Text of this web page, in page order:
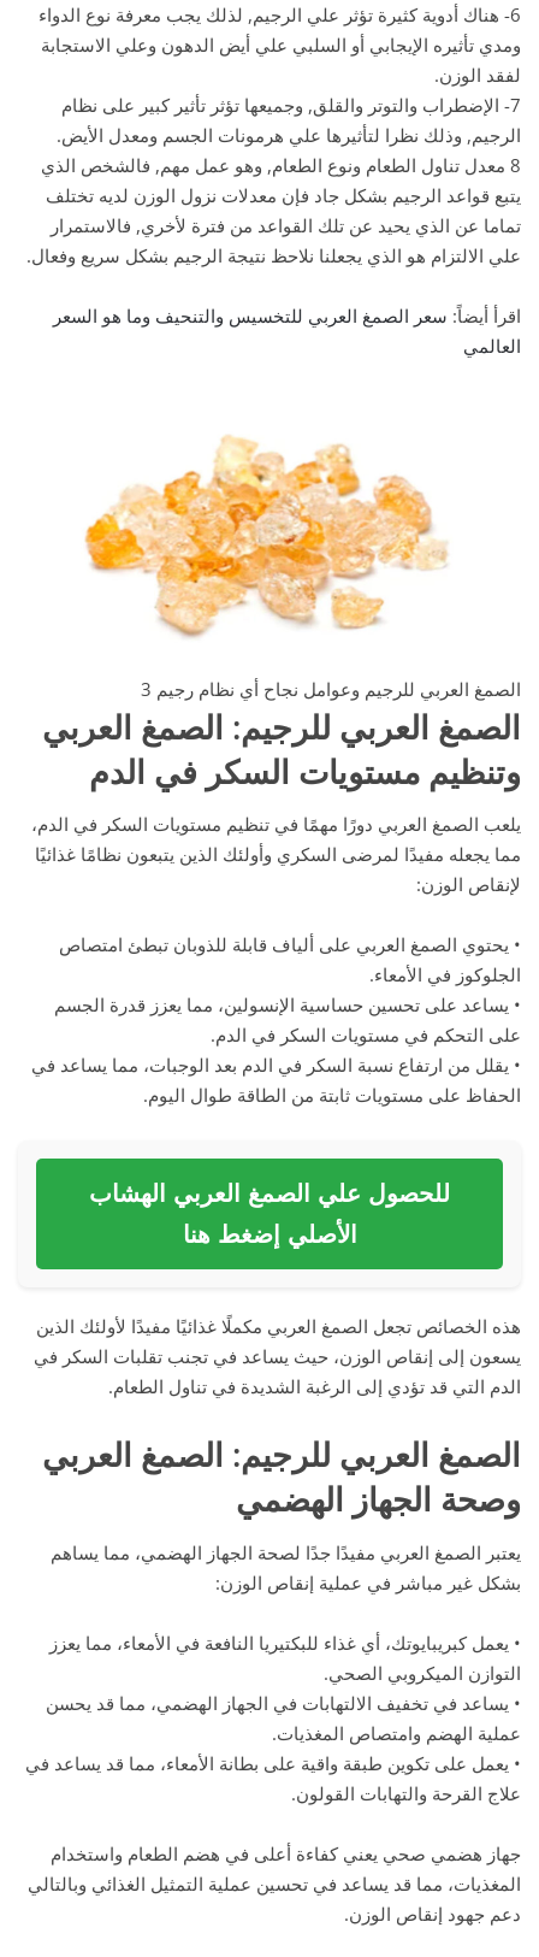
6- هناك أدوية كثيرة تؤثر علي الرجيم, لذلك يجب معرفة نوع الدواء
ومدي تأثيره الإيجابي أو السلبي علي أيض الدهون وعلي الاستجابة
لفقد الوزن.
7- الإضطراب والتوتر والقلق, وجميعها تؤثر تأثير كبير على نظام
الرجيم, وذلك نظرا لتأثيرها علي هرمونات الجسم ومعدل الأيض.
8 معدل تناول الطعام ونوع الطعام, وهو عمل مهم, فالشخص الذي
يتبع قواعد الرجيم بشكل جاد فإن معدلات نزول الوزن لديه تختلف
تماما عن الذي يحيد عن تلك القواعد من فترة لأخري, فالاستمرار
علي الالتزام هو الذي يجعلنا نلاحظ نتيجة الرجيم بشكل سريع وفعال.
اقرأ أيضاً: سعر الصمغ العربي للتخسيس والتنحيف وما هو السعر
العالمي
الصمغ العربي للرجيم وعوامل نجاح أي نظام رجيم 3
الصمغ العربي للرجيم: الصمغ العربي
وتنظيم مستويات السكر في الدم
يلعب الصمغ العربي دورًا مهمًا في تنظيم مستويات السكر في الدم،
مما يجعله مفيدًا لمرضى السكري وأولئك الذين يتبعون نظامًا غذائيًا
لإنقاص الوزن:
• يحتوي الصمغ العربي على ألياف قابلة للذوبان تبطئ امتصاص
الجلوكوز في الأمعاء.
• يساعد على تحسين حساسية الإنسولين، مما يعزز قدرة الجسم
على التحكم في مستويات السكر في الدم.
• يقلل من ارتفاع نسبة السكر في الدم بعد الوجبات، مما يساعد في
الحفاظ على مستويات ثابتة من الطاقة طوال اليوم.
للحصول علي الصمغ العربي الهشاب
الأصلي إضغط هنا
هذه الخصائص تجعل الصمغ العربي مكملًا غذائيًا مفيدًا لأولئك الذين
يسعون إلى إنقاص الوزن، حيث يساعد في تجنب تقلبات السكر في
الدم التي قد تؤدي إلى الرغبة الشديدة في تناول الطعام.
الصمغ العربي للرجيم: الصمغ العربي
وصحة الجهاز الهضمي
يعتبر الصمغ العربي مفيدًا جدًا لصحة الجهاز الهضمي، مما يساهم
بشكل غير مباشر في عملية إنقاص الوزن:
• يعمل كبريبايوتك، أي غذاء للبكتيريا النافعة في الأمعاء، مما يعزز
التوازن الميكروبي الصحي.
• يساعد في تخفيف الالتهابات في الجهاز الهضمي، مما قد يحسن
عملية الهضم وامتصاص المغذيات.
• يعمل على تكوين طبقة واقية على بطانة الأمعاء، مما قد يساعد في
علاج القرحة والتهابات القولون.
جهاز هضمي صحي يعني كفاءة أعلى في هضم الطعام واستخدام
المغذيات، مما قد يساعد في تحسين عملية التمثيل الغذائي وبالتالي
دعم جهود إنقاص الوزن.